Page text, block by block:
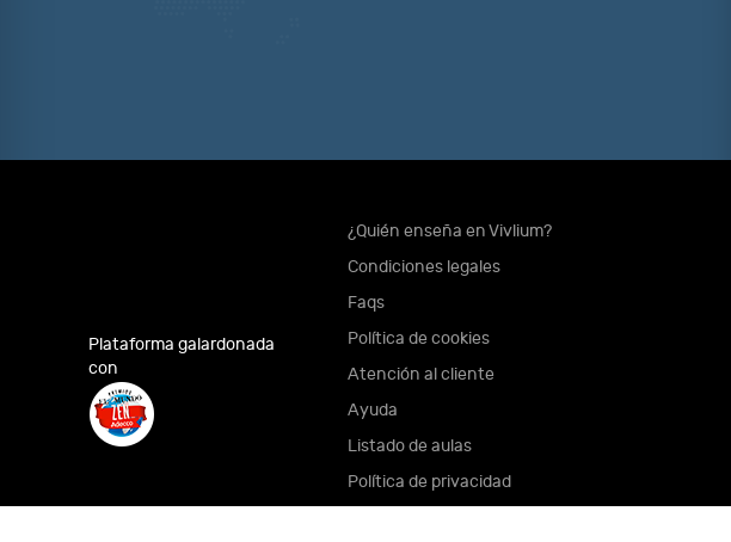
Plataforma galardonada
con
¿Quién enseña en Vivlium?
Condiciones legales
Faqs
Política de cookies
Atención al cliente
Ayuda
Listado de aulas
Política de privacidad